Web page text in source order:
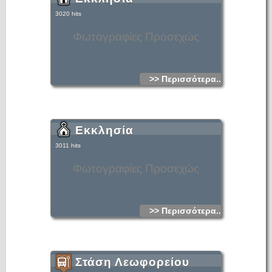
Φωτογραφίες Προσεχώς
3020 hits
>> Περισσότερα...
Φωτογραφίες Προσεχώς
Εκκλησία
3011 hits
>> Περισσότερα...
Στάση Λεωφορείου